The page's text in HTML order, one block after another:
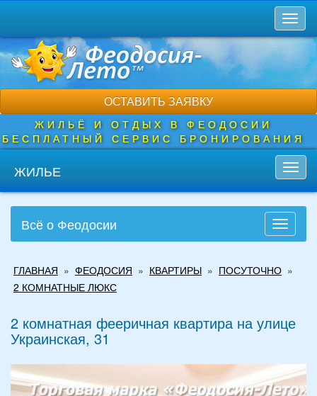
основному
содержанию
ОСТАВИТЬ ЗАЯВКУ
ЖИЛЬЁ И ОТДЫХ В ФЕОДОСИИ
БЕСПЛАТНЫЙ СЕРВИС БРОНИРОВАНИЯ
ЖИЛЬЕ
Toggle
Всё о Феодосии
здесь
ГЛАВНАЯ » ФЕОДОСИЯ » КВАРТИРЫ » ПОСУТОЧНО »
2 КОМНАТНЫЕ ЛЮКС
2 комнатная фееричная квартира на улице
Украинская, 31